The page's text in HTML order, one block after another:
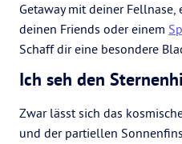
Getaway mit deiner
deinen Friends oder einem
Schaff dir eine besondere
Ich seh den
Zwar lässt sich das
und der partiellen